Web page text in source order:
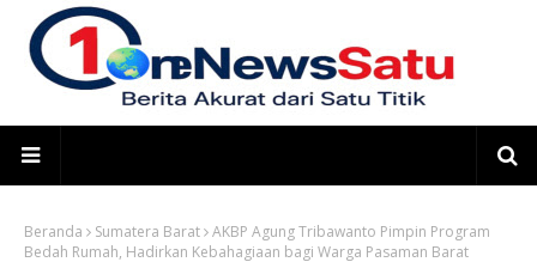
Beranda Sumatera Barat AKBP Agung Tribawanto Pimpin Program
Bedah Rumah, Hadirkan Kebahagiaan bagi Warga Pasaman Barat